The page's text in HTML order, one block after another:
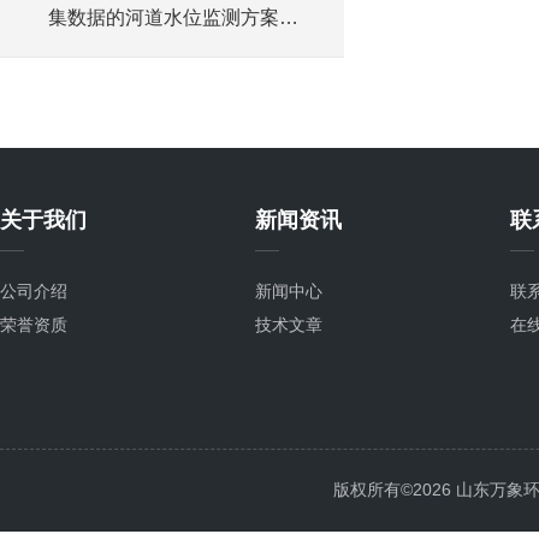
集数据的河道水位监测方案
关于我们
公司介绍
荣誉资质
新闻资讯
新闻中心
技术文章
联
联
在
版权所有©2026 山东万象